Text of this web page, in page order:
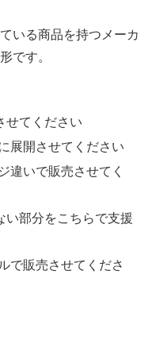
いる商品を持つメーカ
です。
せてください
展開させてください
違いで販売させてく
い部分をこちらで支援
で販売させてくださ